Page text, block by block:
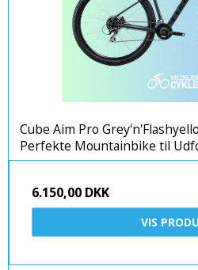
Cube Aim Pro
Perfekte Mountainbike til
6.150,00 DKK
VIS